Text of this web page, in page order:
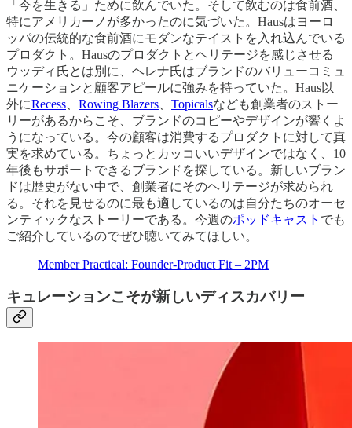
「今を生きる」ために飲んでいた。そして飲むのは食前酒、
特にアメリカーノが多かったのに気づいた。Hausはヨーロ
ッパの伝統的な食前酒にモダンなテイストを入れ込んでいる
プロダクト。Hausのプロダクトとヘリテージを感じさせる
ウッディ氏とは別に、ヘレナ氏はブランドのバリューコミュ
ニケーションと顧客アピールに強みを持っていた。Haus以
外にRecess Rowing Blazers Topicalsなども創業者のストー
リーがあるからこそ、ブランドのコピーやデザインが響くよ
うになっている。今の顧客は消費するプロダクトに対して真
実を求めている。ちょっとカッコいいデザインではなく、10
年後もサポートできるブランドを探している。新しいブラン
ドは歴史がない中で、創業者にそのヘリテージが求められ
る。それを見せるのに最も適しているのは自分たちのオーセ
ンティックなストーリーである。今週のポッドキャスト でも
ご紹介しているのでぜひ聴いてみてほしい。
Member Practical: Founder-Product Fit – 2PM
キュレーションこそが新しいディスカバリー